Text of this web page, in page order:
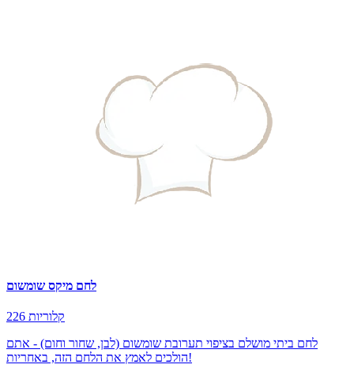
לחם מיקס שומשום
226 קלוריות
לחם ביתי מושלם בציפוי תערובת שומשום (לבן, שחור וחום) - אתם
הולכים לאמץ את הלחם הזה, באחריות!